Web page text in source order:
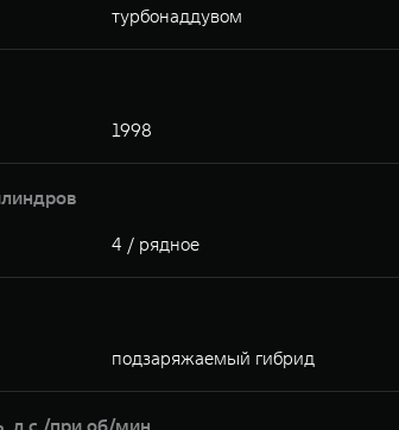
турбонаддувом
1998
4 / рядное
подзаряжаемый гибрид
л.с./при об/мин.